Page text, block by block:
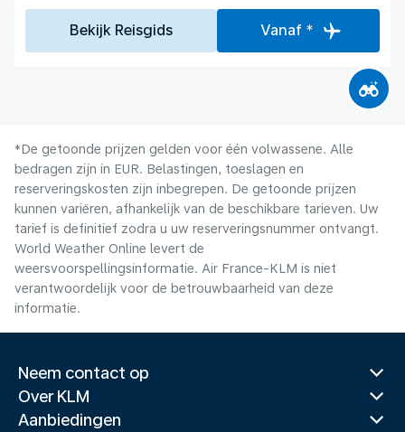
Bekijk Reisgids Vanaf *
*De getoonde prijzen gelden voor één volwassene. Alle
bedragen zijn in EUR. Belastingen, toeslagen en
reserveringskosten zijn inbegrepen. De getoonde prijzen
kunnen variëren, afhankelijk van de beschikbare tarieven. Uw
tarief is definitief zodra u uw reserveringsnummer ontvangt.
World Weather Online levert de
weersvoorspellingsinformatie. Air France-KLM is niet
verantwoordelijk voor de betrouwbaarheid van deze
informatie.
Neem contact op
Over KLM
Aanbiedingen